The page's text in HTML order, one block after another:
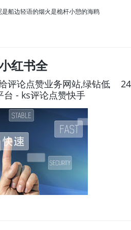
船边轻语的烟火是桅杆小憩的海鸥
红书全
评论点赞业务网站,绿钻低
台 - ks评论点赞快手